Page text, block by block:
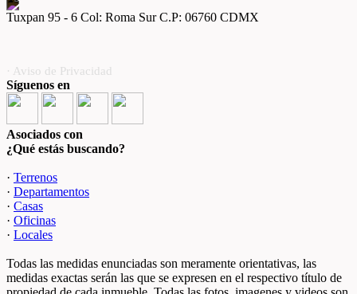
Tuxpan 95 - 6 Col: Roma Sur C.P: 06760 CDMX
· Aviso de Privacidad
Síguenos en
Asociados con
¿Qué estás buscando?
· Terrenos
· Departamentos
· Casas
· Oficinas
· Locales
Todas las medidas enunciadas son meramente orientativas, las
medidas exactas serán las que se expresen en el respectivo título de